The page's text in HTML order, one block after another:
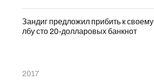
Зандиг предложил прибить к своему
лбу сто 20-долларовых банкнот
2017